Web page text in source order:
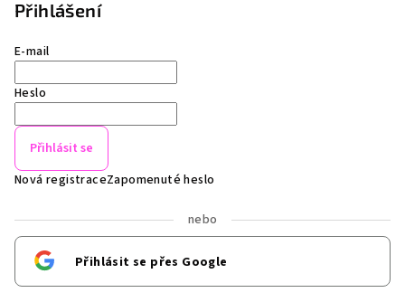
Přihlášení
E-mail
Heslo
Přihlásit se
Nová registraceZapomenuté heslo
nebo
Přihlásit se přes Google